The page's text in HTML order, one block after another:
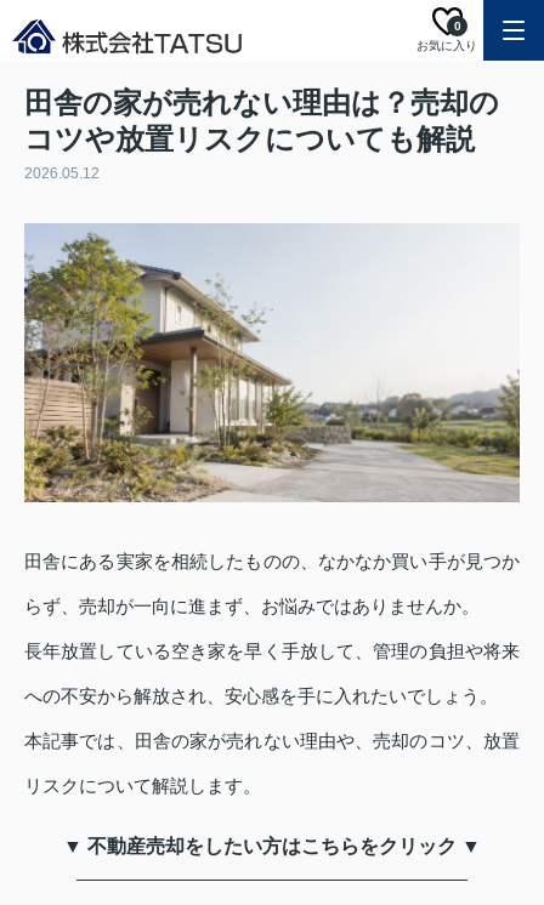
お気に入り
0
田舎の家が売れない理由は？売却の
コツや放置リスクについても解説
2026.05.12
田舎にある実家を相続したものの、なかなか買い手が見つか
らず、売却が一向に進まず、お悩みではありませんか。
長年放置している空き家を早く手放して、管理の負担や将来
への不安から解放され、安心感を手に入れたいでしょう。
本記事では、田舎の家が売れない理由や、売却のコツ、放置
リスクについて解説します。
▼ 不動産売却をしたい方はこちらをクリック ▼